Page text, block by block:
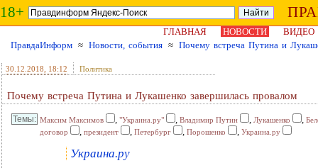
18+
ГЛАВНАЯ НОВОСТИ
ВИДЕО
ПравдаИнформ ≈ Новости, события ≈ Почему встреча Путина и
30.12.2018 , 18:12 Политика
Почему встреча Путина и Лукашенко завершилась провалом
Максим Максимов , "Украина.ру" , Владимир Путин , Лукашенко ,
договор
, президент , Петербург , Порошенко , Украина.ру
Украина.ру